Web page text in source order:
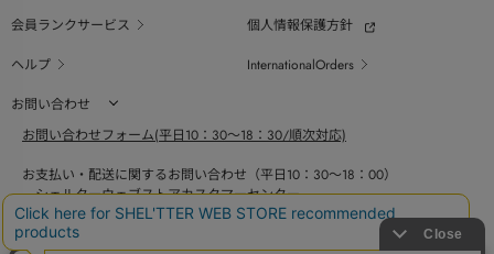
会員ランクサービス
個人情報保護方針
ヘルプ
InternationalOrders
お問い合わせ
お問い合わせフォーム(平日10：30～18：30/順次対応)
お支払い・配送に関するお問い合わせ（平日10：30～18：00）
シェルターウェブストアカスタマーセンター
0800-123-6820
商品の素材、サイズ、仕様等に関するお問い合せ（平日10：30～18：00）